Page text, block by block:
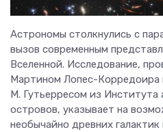
Астрономы столкнулись с
вызов современным
Вселенной. Исследование,
Мартином Лопес-Корредоира
М. Гутьерресом из
островов, указывает на
необычайно древних